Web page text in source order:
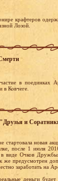
крафтеров
Лозой.
в поединках
в Ковчеге.
и
новая
после 1 июля
виде Очков
же предусмотрен
заработать на
деньги будет